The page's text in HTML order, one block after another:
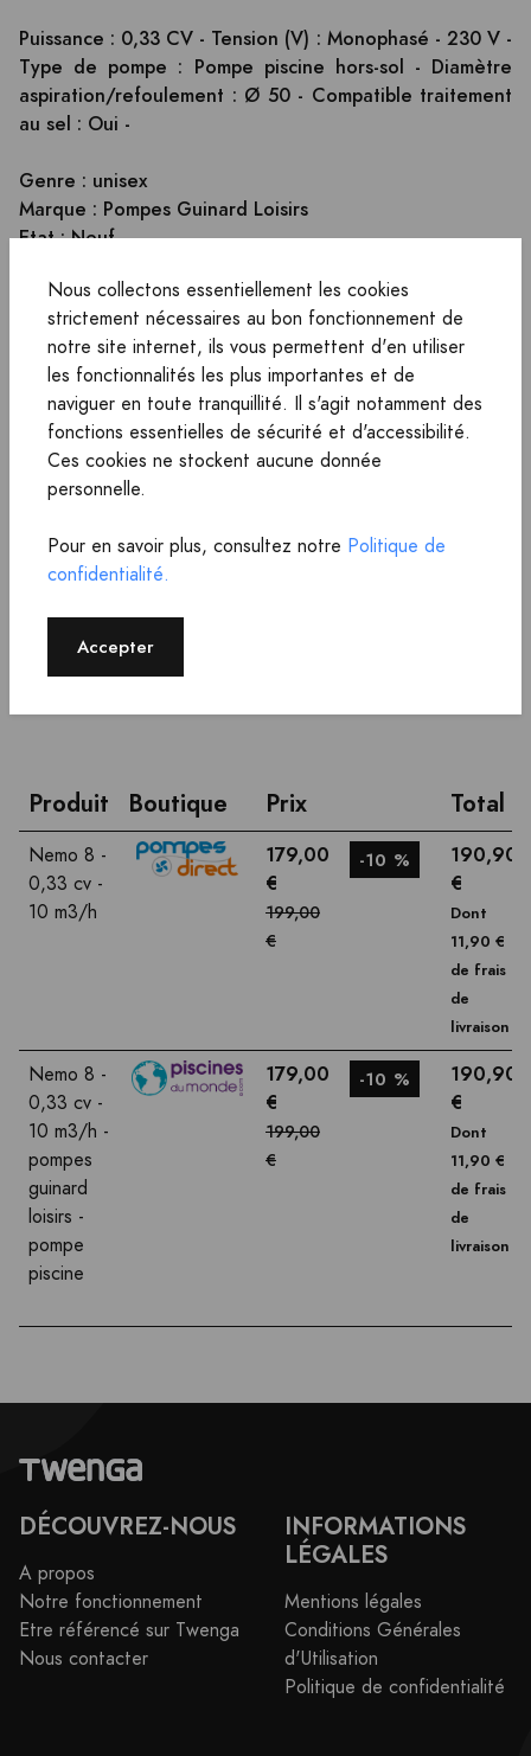
Puissance : 0,33 CV - Tension (V) : Monophasé - 230 V -
Type de pompe : Pompe piscine hors-sol - Diamètre
aspiration/refoulement : Ø 50 - Compatible traitement
au sel : Oui -
Genre : unisex
Marque : Pompes Guinard Loisirs
Etat : Neuf
A partir de 179,00 €
190,90 € frais de livraison inclus
Voir sur Pompes direct
Tous les marchands
Produit Boutique Prix Total
Nemo 8 -
0,33 cv -
10 m3/h
179,00
€
199,00
€
-10 %
190,90
€
Dont
11,90 €
de frais
de
livraison
Nemo 8 -
0,33 cv -
10 m3/h -
pompes
guinard
loisirs -
pompe
piscine
179,00
€
199,00
€
-10 %
190,90
€
Dont
11,90 €
de frais
de
livraison
Nous collectons essentiellement les cookies
strictement nécessaires au bon fonctionnement de
notre site internet, ils vous permettent d'en utiliser
les fonctionnalités les plus importantes et de
naviguer en toute tranquillité. Il s'agit notamment des
fonctions essentielles de sécurité et d'accessibilité.
Ces cookies ne stockent aucune donnée
personnelle.
Pour en savoir plus, consultez notre Politique de
confidentialité.
Accepter
DÉCOUVREZ-NOUS
A propos
Notre fonctionnement
Etre référencé sur Twenga
Nous contacter
INFORMATIONS
LÉGALES
Mentions légales
Conditions Générales
d'Utilisation
Politique de confidentialité